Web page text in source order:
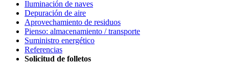
Iluminación de naves
Depuración de aire
Aprovechamiento de residuos
Pienso: almacenamiento / transporte
Suministro energético
Referencias
Solicitud de folletos